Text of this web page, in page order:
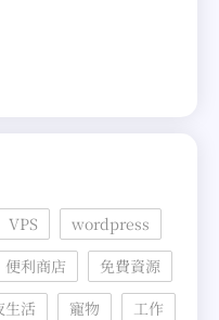
VPS
wordpress
便利商店
免費資源
生活 寵物
工作